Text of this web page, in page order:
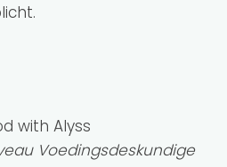
with Alyss
Voedingsdeskundige